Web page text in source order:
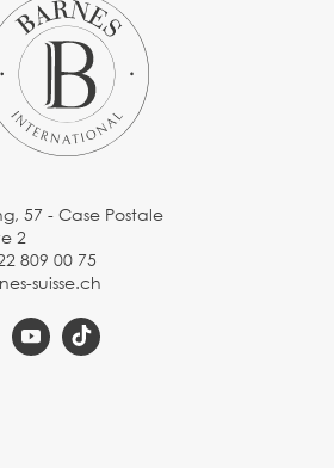
57 - Case Postale
2
809 00 75
suisse.ch